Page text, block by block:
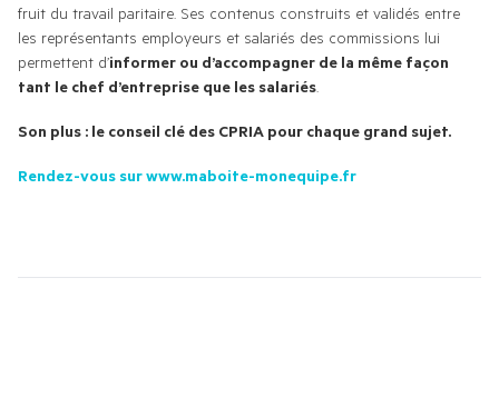
fruit du travail paritaire. Ses contenus construits et validés entre
les représentants employeurs et salariés des commissions lui
permettent d’informer ou d’accompagner de la même façon
tant le chef d’entreprise que les salariés
Son plus : le conseil clé des CPRIA pour chaque grand sujet.
Rendez-vous sur www.maboite-monequipe.fr